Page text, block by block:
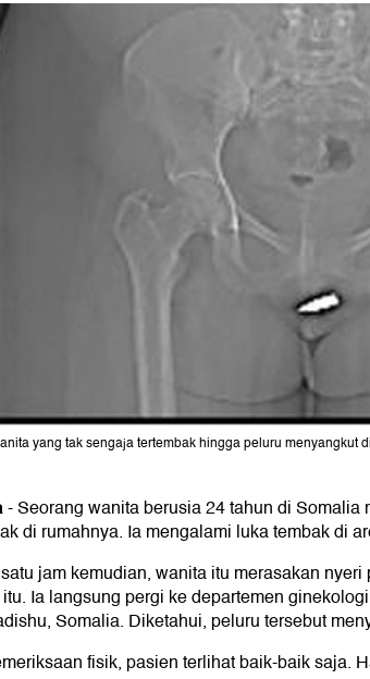
yang tak sengaja tertembak hingga peluru menyangkut
-Seorang wanita berusia 24 tahun di
di rumahnya. Ia mengalami luka tembak di
jam kemudian, wanita itu merasakan
Ia langsung pergi ke departemen
Somalia. Diketahui, peluru tersebut
fisik, pasien terlihat baik-baik saja.